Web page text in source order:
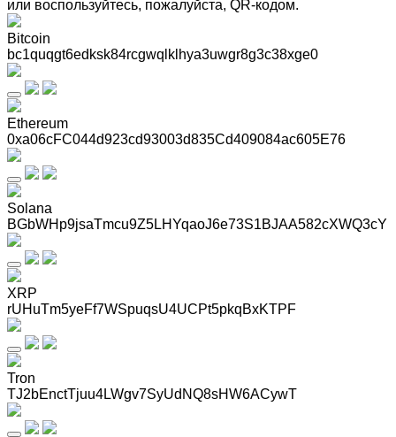
или воспользуйтесь, пожалуйста, QR-кодом.
Bitcoin
bc1quqgt6edksk84rcgwqlklhya3uwgr8g3c38xge0
Ethereum
0xa06cFC044d923cd93003d835Cd409084ac605E76
Solana
BGbWHp9jsaTmcu9Z5LHYqaoJ6e73S1BJAA582cXWQ3cY
XRP
rUHuTm5yeFf7WSpuqsU4UCPt5pkqBxKTPF
Tron
TJ2bEnctTjuu4LWgv7SyUdNQ8sHW6ACywT